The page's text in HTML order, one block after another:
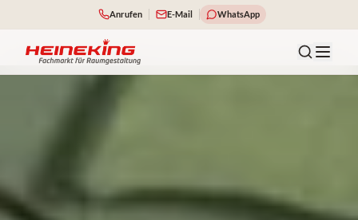
Anrufen E-Mail WhatsApp